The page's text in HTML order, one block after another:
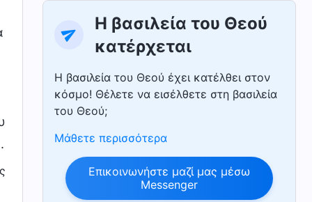
Η βασιλεία του Θεού
κατέρχεται
Η βασιλεία του Θεού έχει κατέλθει στον
κόσμο! Θέλετε να εισέλθετε στη βασιλεία
του Θεού;
Μάθετε περισσότερα
Επικοινωνήστε μαζί μας μέσω
Messenger